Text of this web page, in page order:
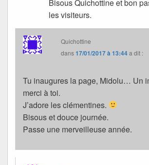
Bisous Quichottine et bon
les visiteurs.
Quichottine
dans17/01/2017 à 13:44a dit :
Tu inaugures la page, Midolu… Un
merci à toi.
J’adore les clémentines.
Bisous et douce journée.
Passe une merveilleuse année.